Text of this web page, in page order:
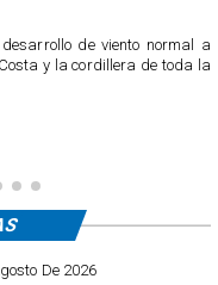
de viento normal a
y la cordillera de toda la
De 2026